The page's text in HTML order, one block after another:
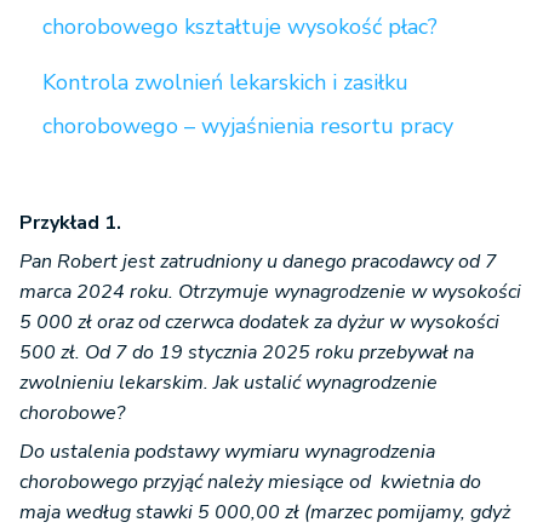
chorobowego kształtuje wysokość płac?
Kontrola zwolnień lekarskich i zasiłku
chorobowego – wyjaśnienia resortu pracy
Przykład 1.
Pan Robert jest zatrudniony u danego pracodawcy od 7
marca 2024 roku. Otrzymuje wynagrodzenie w wysokości
5 000 zł oraz od czerwca dodatek za dyżur w wysokości
500 zł. Od 7 do 19 stycznia 2025 roku przebywał na
zwolnieniu lekarskim. Jak ustalić wynagrodzenie
chorobowe?
Do ustalenia podstawy wymiaru wynagrodzenia
chorobowego przyjąć należy miesiące od kwietnia do
maja według stawki 5 000,00 zł (marzec pomijamy, gdyż